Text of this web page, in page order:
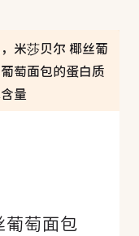
米莎贝尔 椰丝葡
萄面包的蛋白质
量
葡萄面包